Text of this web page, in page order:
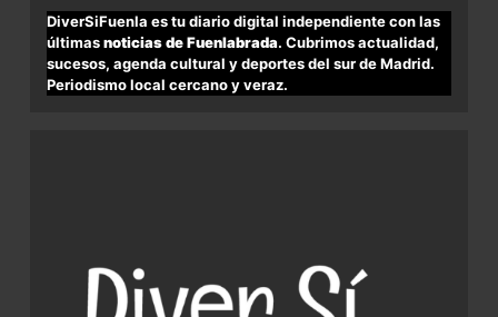
DiverSiFuenla es tu diario digital independiente con las
últimasnoticias de Fuenlabrada. Cubrimos actualidad,
sucesos, agenda cultural y deportes del sur de Madrid.
Periodismo local cercano y veraz.